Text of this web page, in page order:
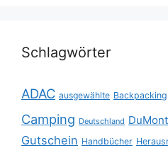
Schlagwörter
ADAC ausgewählte Backpacking
Camping Deutschland DuMont
Gutschein Handbücher